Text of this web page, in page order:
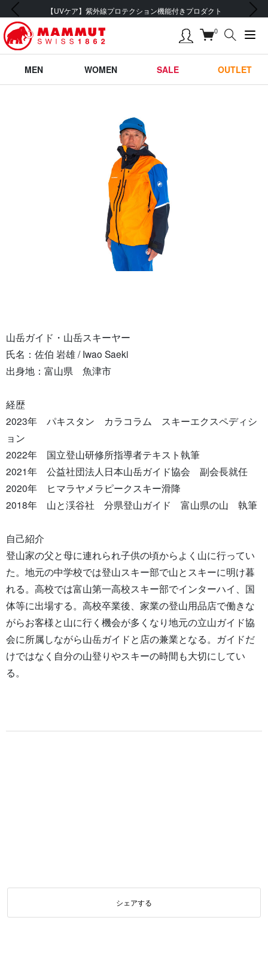
【UVケア】紫外線プロテクション機能付きプロダクト
前の画像 次の画像
0
MEN WOMEN SALE OUTLET
山岳ガイド・山岳スキーヤー
氏名：佐伯 岩雄 / Iwao Saeki
出身地：富山県 魚津市
経歴
2023年 パキスタン カラコラム スキーエクスペディシ
ョン
2022年 国立登山研修所指導者テキスト執筆
2021年 公益社団法人日本山岳ガイド協会 副会長就任
2020年 ヒマラヤメラピークスキー滑降
2018年 山と渓谷社 分県登山ガイド 富山県の山 執筆
自己紹介
登山家の父と母に連れられ子供の頃からよく山に行ってい
た。地元の中学校では登山スキー部で山とスキーに明け暮
れる。高校では富山第一高校スキー部でインターハイ、国
体等に出場する。高校卒業後、家業の登山用品店で働きな
がらお客様と山に行く機会が多くなり地元の立山ガイド協
会に所属しながら山岳ガイドと店の兼業となる。ガイドだ
けではなく自分の山登りやスキーの時間も大切にしてい
る。
シェアする